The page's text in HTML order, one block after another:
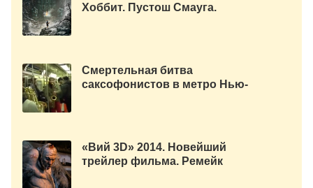
Хоббит. Пустош Смауга.
Смертельная битва
саксофонистов в метро Нью-
«Вий 3D» 2014. Новейший
трейлер фильма. Ремейк